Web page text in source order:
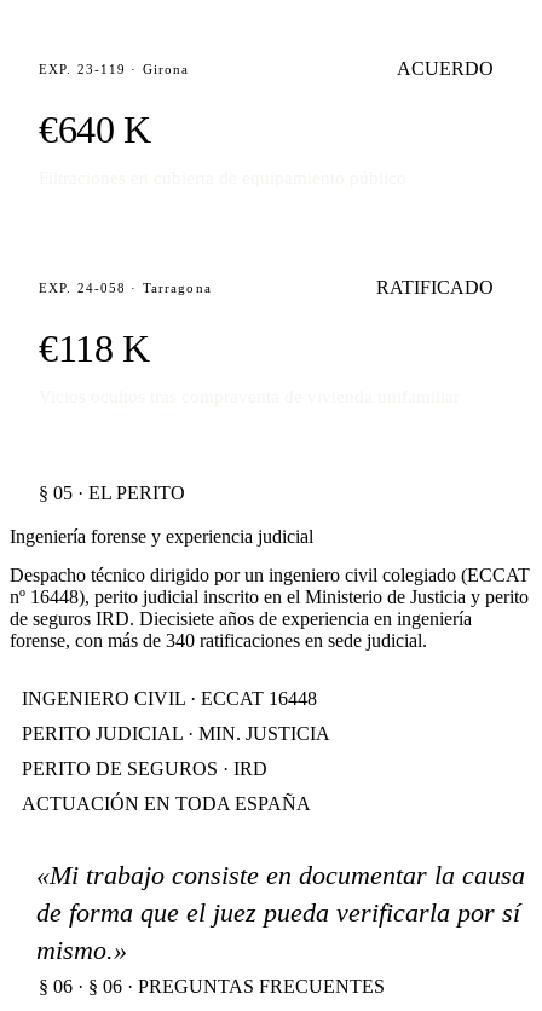
EXP. 23-119 · Girona ACUERDO
€640 K
EXP. 24-058 · Tarragona RATIFICADO
€118 K
§ 05 · EL PERITO
Ingeniería forense y experiencia judicial
Despacho técnico dirigido por un ingeniero civil colegiado (ECCAT
nº 16448), perito judicial inscrito en el Ministerio de Justicia y perito
de seguros IRD. Diecisiete años de experiencia en ingeniería
forense, con más de 340 ratificaciones en sede judicial.
INGENIERO CIVIL · ECCAT 16448
PERITO JUDICIAL · MIN. JUSTICIA
PERITO DE SEGUROS · IRD
ACTUACIÓN EN TODA ESPAÑA
«Mi trabajo consiste en documentar la causa
de forma que el juez pueda verificarla por sí
mismo.»
§ 06 · § 06 · PREGUNTAS FRECUENTES